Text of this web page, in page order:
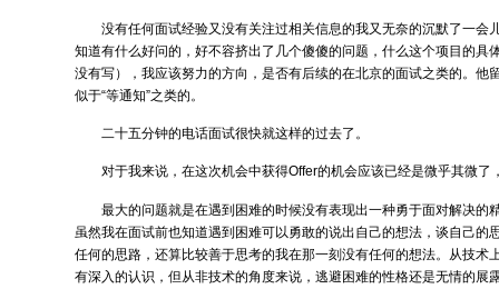
没有任何面试经验又没有关注过相关信息的我又无奈的沉默了一会
知道有什么好问的，好不容挤出了几个傻傻的问题，什么这个项目的具
没有写），我应该努力的方向，是否有后续的在北京的面试之类的。他
似于“等通知”之类的。
二十五分钟的电话面试很快就这样的过去了。
对于我来说，在这次机会中获得Offer的机会应该已经是微乎其微了
最大的问题就是在遇到困难的时候没有表现出一种勇于面对解决的
虽然我在面试前也知道遇到困难可以勇敢的说出自己的想法，谈自己的
任何的思路，还算比较善于思考的我在那一刻没有任何的想法。从技术
有深入的认识，但从非技术的角度来说，逃避困难的性格还是无情的展